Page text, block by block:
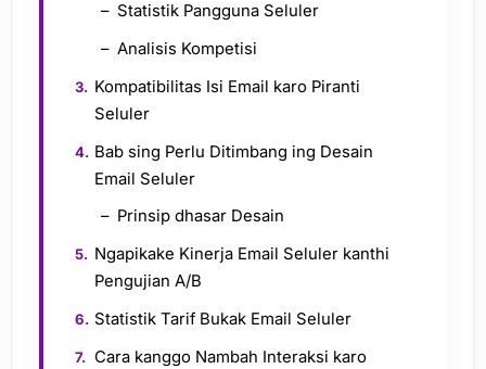
Statistik Pangguna Seluler
Analisis Kompetisi
Kompatibilitas Isi Email karo Piranti
Seluler
Bab sing Perlu Ditimbang ing Desain
Email Seluler
Prinsip dhasar Desain
Ngapikake Kinerja Email Seluler kanthi
Pengujian A/B
Statistik Tarif Bukak Email Seluler
Cara kanggo Nambah Interaksi karo